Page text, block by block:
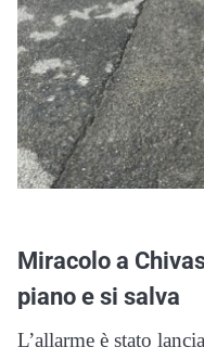
Miracolo a
piano e si salva
L’allarme è stato